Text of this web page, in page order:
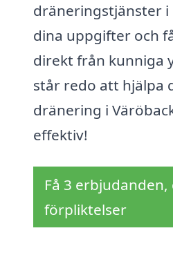
dräneringstjänster i
dina uppgifter och
direkt från kunniga
står redo att hjälpa
dränering i
effektiv!
Få 3
förpliktelser